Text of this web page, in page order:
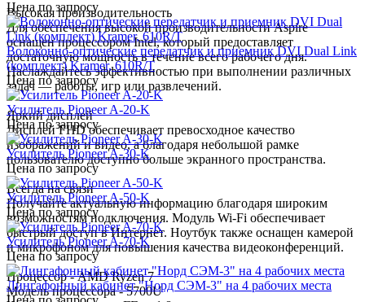
Высокая производительность
Для обеспечения высокой производительности Aspire
оснащен процессором Intel, который предоставляет
достаточную мощность в течение всего рабочего дня.
Наслаждайтесь эффективностью при выполнении различных
задач — работы, игр или развлечений.
Яркий дисплей
Дисплей FHD обеспечивает превосходное качество
изображений и видео, а благодаря небольшой рамке
пользователю доступно больше экранного пространства.
Всегда на связи
Получайте актуальную информацию благодаря широким
возможностям подключения. Модуль Wi-Fi обеспечивает
быстрый доступ в Интернет. Ноутбук также оснащен камерой
и микрофоном для повышения качества видеоконференций.
Процессор - AMD Ryzen 7
Модель процессора - 5700U
Цена по запросу
Волоконно-оптические передатчик и приемник DVI Dual Link
(комплект) Kramer, 610R/T
Цена по запросу
Усилитель Pioneer A-20-K
Цена по запросу
Усилитель Pioneer A-30-K
Цена по запросу
Усилитель Pioneer A-50-K
Цена по запросу
Усилитель Pioneer A-70-K
Цена по запросу
Лингафонный кабинет "Норд СЭМ-3" на 4 рабочих места